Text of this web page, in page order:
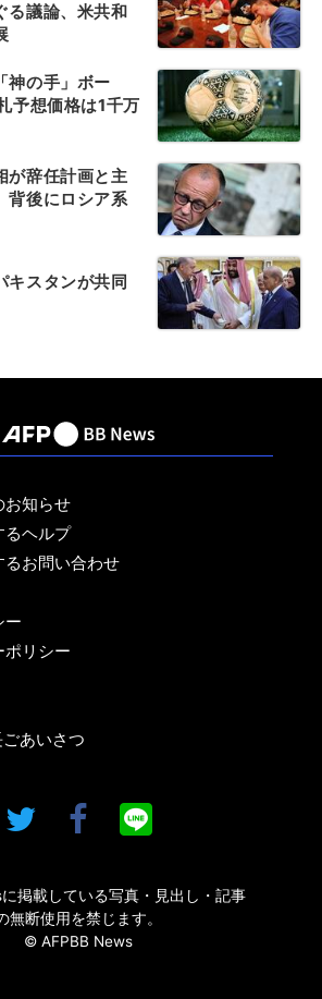
る議論、米共和
神の手」ボー
予想価格は1千万
が辞任計画と主
背後にロシア系
キスタンが共同
お知らせ
るヘルプ
るお問い合わせ
ー
ポリシー
あいさつ
掲載している写真・見出し・記事
無断使用を禁じます。
© AFPBB News